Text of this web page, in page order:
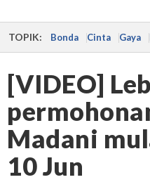
TOPIK: Bonda Cinta Gaya
[VIDEO]
Madani
10 Jun